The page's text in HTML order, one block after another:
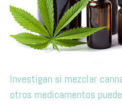
Investigan si mezclar
otros medicamentos